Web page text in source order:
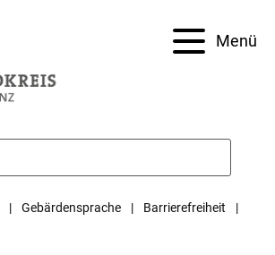
Menü
Gebärdensprache Barrierefreiheit